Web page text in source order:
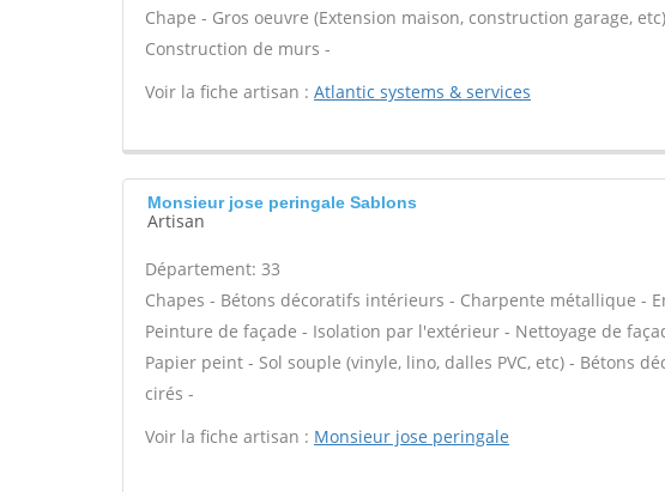
Chape - Gros oeuvre (Extension maison, construction garage,
Construction de murs -
Voir la fiche artisan : Atlantic systems & services
Monsieur jose peringale Sablons
Artisan
Département: 33
Chapes - Bétons décoratifs intérieurs - Charpente métallique -
Peinture de façade - Isolation par l'extérieur - Nettoyage de
Papier peint - Sol souple (vinyle, lino, dalles PVC, etc) - Bétons
cirés -
Voir la fiche artisan : Monsieur jose peringale